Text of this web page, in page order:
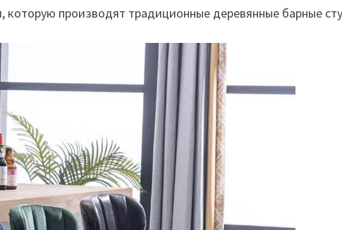
производят традиционные деревянные барные